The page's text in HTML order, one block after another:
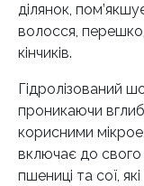
ділянок,
волосся,
кінчиків.
Гідролізований
проникаючи
корисними
включає до свого
пшениці та сої,